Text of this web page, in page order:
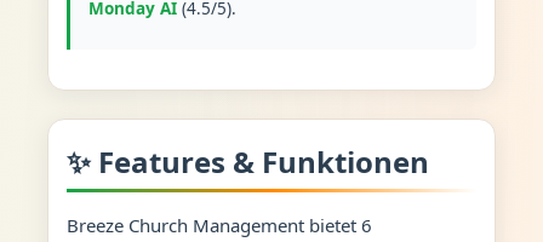
Monday AI(4.5/5).
✨ Features & Funktionen
Breeze Church Management bietet 6